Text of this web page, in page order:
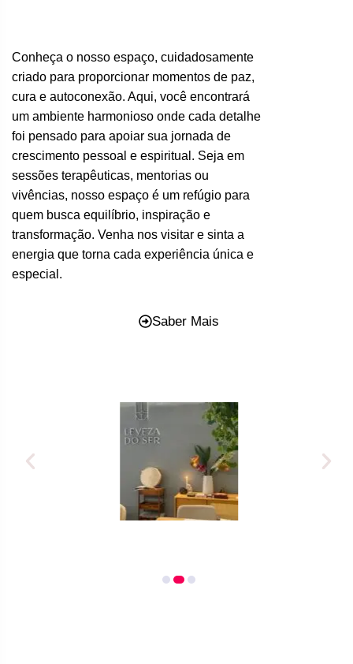
Conheça o nosso espaço, cuidadosamente
criado para proporcionar momentos de paz,
cura e autoconexão. Aqui, você encontrará
um ambiente harmonioso onde cada detalhe
foi pensado para apoiar sua jornada de
crescimento pessoal e espiritual. Seja em
sessões terapêuticas, mentorias ou
vivências, nosso espaço é um refúgio para
quem busca equilíbrio, inspiração e
transformação. Venha nos visitar e sinta a
energia que torna cada experiência única e
especial.
Saber Mais